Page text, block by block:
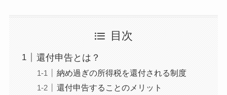
目次
還付申告とは？
納め過ぎの所得税を還付される制度
還付申告することのメリット